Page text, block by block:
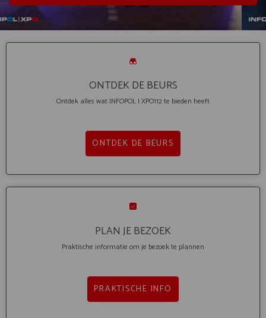
ONTDEK DE BEURS
Ontdek alles wat INFOPOL I XPO112 te bieden heeft
ONTDEK DE BEURS
PLAN JE BEZOEK
Praktische informatie om je bezoek te plannen
PRAKTISCHE INFO